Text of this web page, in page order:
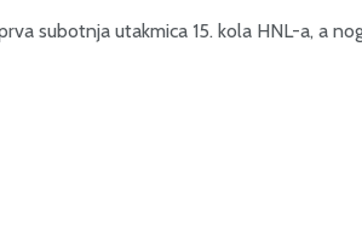
subotnja utakmica 15. kola HNL-a, a